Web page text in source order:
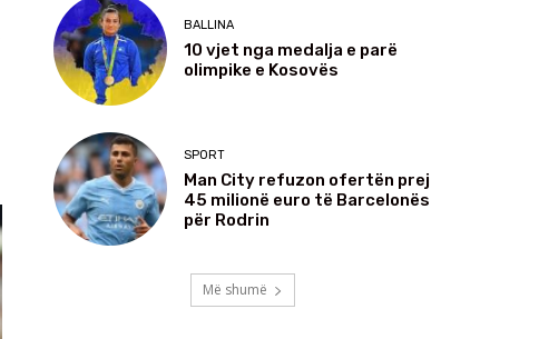
BALLINA
10 vjet nga medalja e parë
olimpike e Kosovës
SPORT
Man City refuzon ofertën prej
45 milionë euro të Barcelonës
për Rodrin
Më shumë